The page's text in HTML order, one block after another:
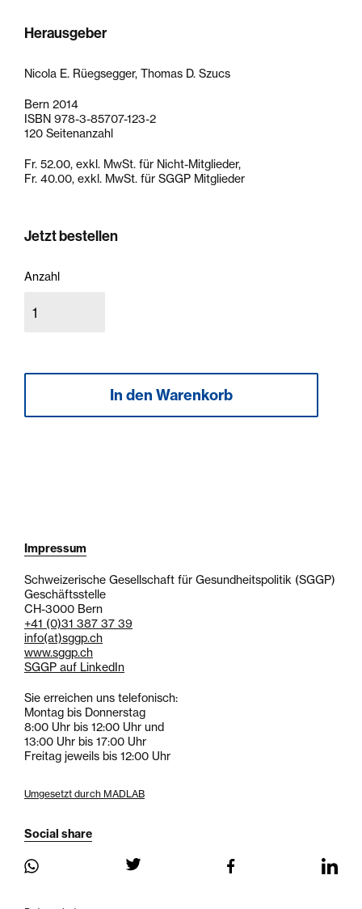
Herausgeber
Nicola E. Rüegsegger, Thomas D. Szucs
Bern 2014
ISBN 978-3-85707-123-2
120 Seitenanzahl
Fr. 52.00, exkl. MwSt. für Nicht-Mitglieder,
Fr. 40.00, exkl. MwSt. für SGGP Mitglieder
Jetzt bestellen
Anzahl
Impressum
Schweizerische Gesellschaft für Gesundheitspolitik (SGGP)
Geschäftsstelle
CH-3000 Bern
+41 (0)31 387 37 39
info(at)sggp.ch
www.sggp.ch
SGGP auf LinkedIn
Sie erreichen uns telefonisch:
Montag bis Donnerstag
8:00 Uhr bis 12:00 Uhr und
13:00 Uhr bis 17:00 Uhr
Freitag jeweils bis 12:00 Uhr
Umgesetzt durch MADLAB
Social share